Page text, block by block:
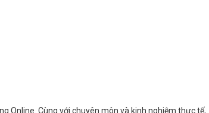
Online. Cùng với chuyên môn và kinh nghiệm thực tế,